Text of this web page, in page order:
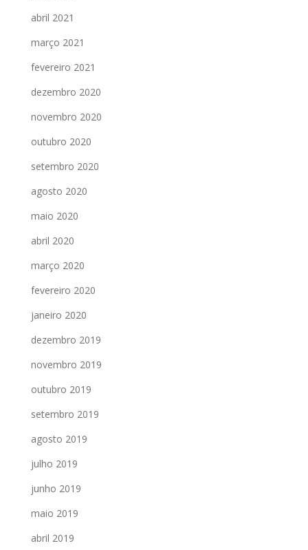
abril 2021
março 2021
fevereiro 2021
dezembro 2020
novembro 2020
outubro 2020
setembro 2020
agosto 2020
maio 2020
abril 2020
março 2020
fevereiro 2020
janeiro 2020
dezembro 2019
novembro 2019
outubro 2019
setembro 2019
agosto 2019
julho 2019
junho 2019
maio 2019
abril 2019